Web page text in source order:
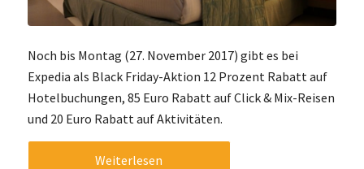
Noch bis Montag (27. November 2017) gibt es bei
Expedia als Black Friday-Aktion 12 Prozent Rabatt auf
Hotelbuchungen, 85 Euro Rabatt auf Click & Mix-Reisen
und 20 Euro Rabatt auf Aktivitäten.
Weiterlesen